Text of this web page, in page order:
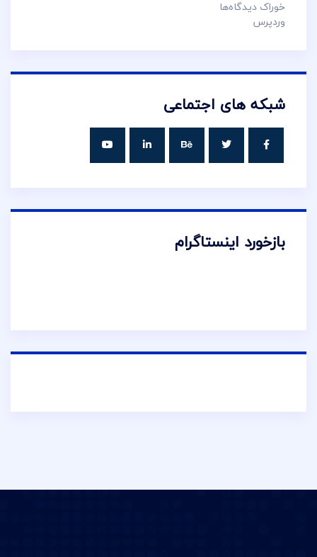
خوراک دیدگاه‌ها
وردپرس
شبکه های اجتماعی
بازخورد اینستاگرام